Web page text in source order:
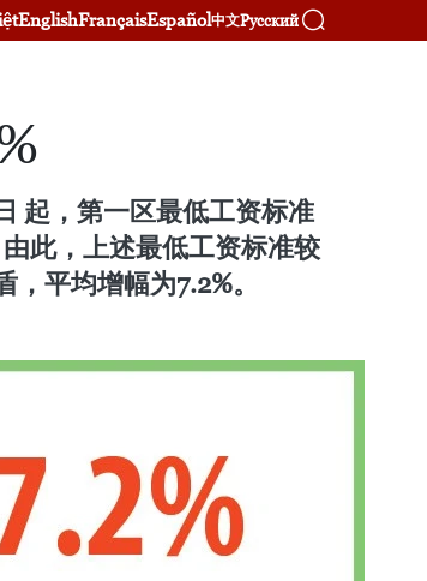
EnglishFrançaisEspañol中文Русский
起，第一区最低工资标准
此，上述最低工资标准较
平均增幅为7.2%。